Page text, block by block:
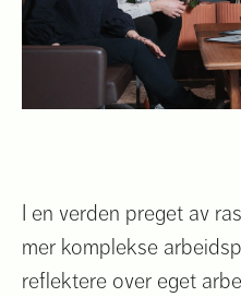
I en verden preget av
mer komplekse
reflektere over eget